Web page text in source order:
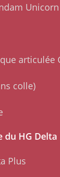
Unicorn
articulée
colle)
du HG
Plus